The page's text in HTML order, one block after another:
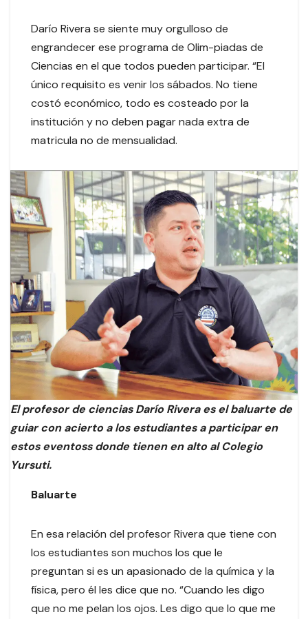
Darío Rivera se siente muy orgulloso de
engrandecer ese programa de Olim-piadas de
Ciencias en el que todos pueden participar. “El
único requisito es venir los sábados. No tiene
costó económico, todo es costeado por la
institución y no deben pagar nada extra de
matricula no de mensualidad.
El profesor de ciencias Darío Rivera es el baluarte de
guiar con acierto a los estudiantes a participar en
estos eventoss donde tienen en alto al Colegio
Yursuti.
Baluarte
En esa relación del profesor Rivera que tiene con
los estudiantes son muchos los que le
preguntan si es un apasionado de la química y la
física, pero él les dice que no. “Cuando les digo
que no me pelan los ojos. Les digo que lo que me